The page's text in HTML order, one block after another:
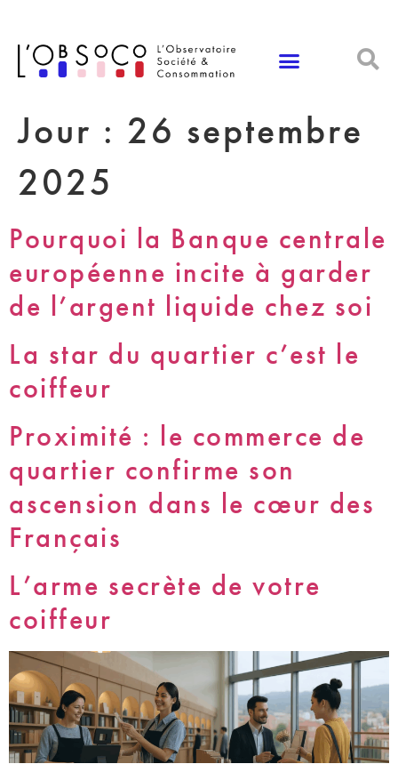
Jour : 26 septembre
2025
Pourquoi la Banque centrale
européenne incite à garder
de l’argent liquide chez soi
La star du quartier c’est le
coiffeur
Proximité : le commerce de
quartier confirme son
ascension dans le cœur des
Français
L’arme secrète de votre
coiffeur